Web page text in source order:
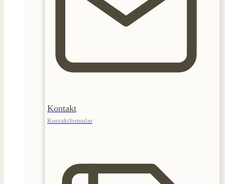
Kontakt
Kontaktformular